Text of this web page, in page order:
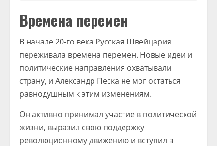
Времена перемен
В начале 20-го века Русская Швейцария
переживала времена перемен. Новые идеи и
политические направления охватывали
страну, и Александр Песка не мог остаться
равнодушным к этим изменениям.
Он активно принимал участие в политической
жизни, выразил свою поддержку
революционному движению и вступил в